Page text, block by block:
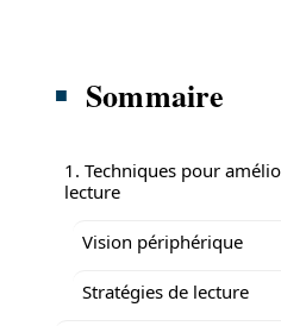
Sommaire
1. Techniques pour
lecture
Vision périphérique
Stratégies de lecture